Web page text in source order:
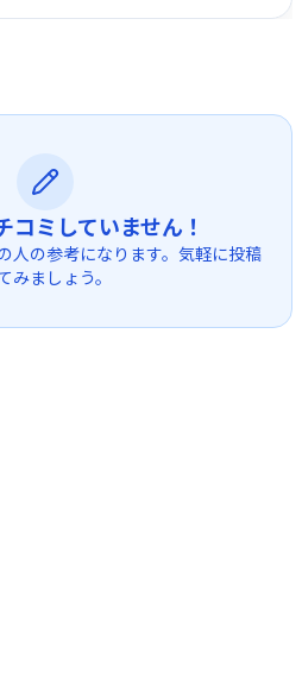
コミしていません！
人の参考になります。気軽に投稿
みましょう。